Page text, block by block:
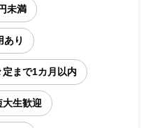
未満
あり
定まで1カ月以内
大生歓迎